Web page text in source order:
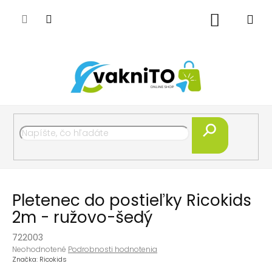
Hľadať
Nákupný
Pletenec do postieľky Ricokids
2m - ružovo-šedý
722003
Priemerné
hodnotenie
Neohodnotené Podrobnosti hodnotenia
Značka: Ricokids